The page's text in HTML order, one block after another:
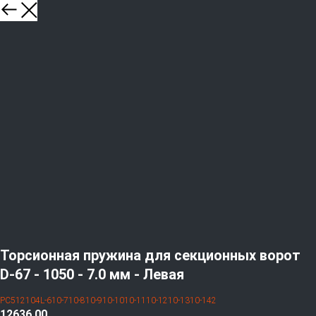
Торсионная пружина для секционных ворот
D-67 - 1050 - 7.0 мм - Левая
PC512104L-610-710-810-910-1010-1110-1210-1310-142